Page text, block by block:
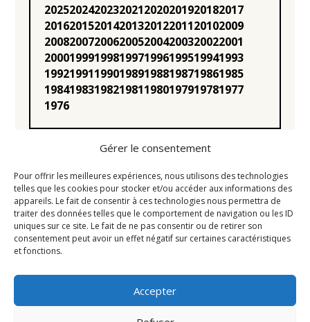
Gérer le consentement
Pour offrir les meilleures expériences, nous utilisons des technologies
telles que les cookies pour stocker et/ou accéder aux informations des
appareils. Le fait de consentir à ces technologies nous permettra de
traiter des données telles que le comportement de navigation ou les ID
uniques sur ce site. Le fait de ne pas consentir ou de retirer son
consentement peut avoir un effet négatif sur certaines caractéristiques
et fonctions.
Accepter
20252024202320212020201920182017
20162015201420132012201120102009
20082007200620052004200320022001
20001999199819971996199519941993
19921991199019891988198719861985
19841983198219811980197919781977
1976
Statuts
Règlement intérieur
Liens utiles